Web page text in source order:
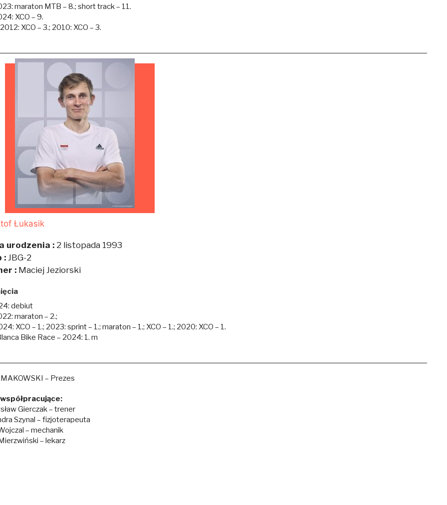
maraton MTB – 8.; short track – 11.
XCO – 9.
XCO – 3.; 2010: XCO – 3.
Łukasik
urodzenia : 2 listopada 1993
: JBG-2
: Maciej Jeziorski
debiut
maraton – 2.;
XCO – 1.; 2023: sprint – 1.; maraton – 1.; XCO – 1.; 2020: XCO – 1.
Bike Race – 2024: 1. m
– Prezes
Gierczak – trener
Szynal – fizjoterapeuta
– mechanik
– lekarz